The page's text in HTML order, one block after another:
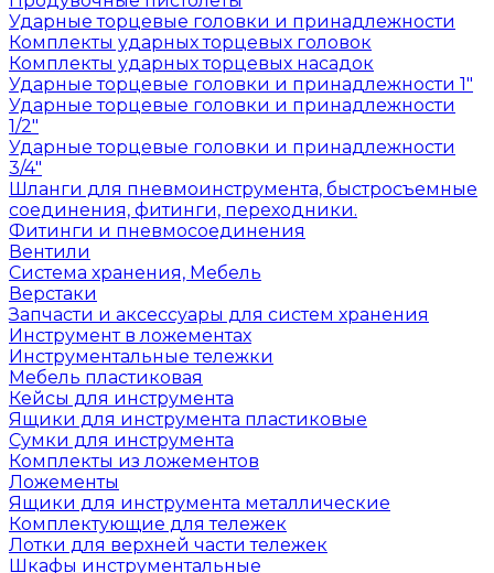
Ударные торцевые головки и принадлежности
Комплекты ударных торцевых головок
Комплекты ударных торцевых насадок
Ударные торцевые головки и принадлежности 1"
Ударные торцевые головки и принадлежности
1/2"
Ударные торцевые головки и принадлежности
3/4"
Шланги для пневмоинструмента, быстросъемные
соединения, фитинги, переходники.
Фитинги и пневмосоединения
Вентили
Система хранения, Мебель
Верстаки
Запчасти и аксессуары для систем хранения
Инструмент в ложементах
Инструментальные тележки
Мебель пластиковая
Кейсы для инструмента
Ящики для инструмента пластиковые
Сумки для инструмента
Комплекты из ложементов
Ложементы
Ящики для инструмента металлические
Комплектующие для тележек
Лотки для верхней части тележек
Шкафы инструментальные